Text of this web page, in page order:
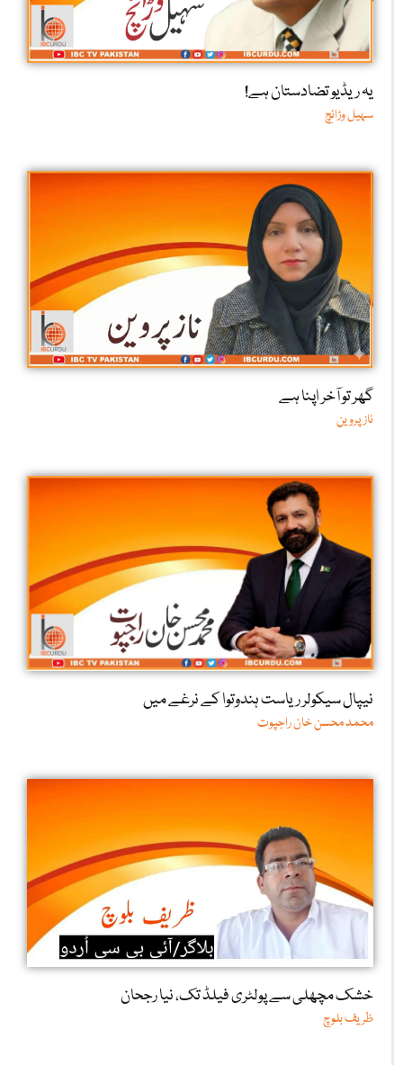
یہ ریڈیو تضادستان ہے!
سہیل وڑائچ
گھر تو آخر اپنا ہے
ناز پروین
نیپال سیکولر ریاست ہندوتوا کے نرغے میں
محمد محسن خان راجپوت
خشک مچھلی سے پولٹری فیلڈ تک، نیا رجحان
ظریف بلوچ